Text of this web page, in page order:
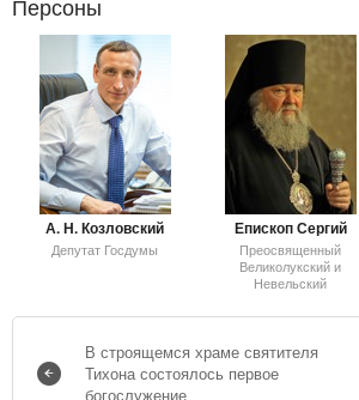
Персоны
А. Н. Козловский
Депутат Госдумы
Епископ Сергий
Преосвященный
Великолукский и
Невельский
В строящемся храме святителя
Тихона состоялось первое
богослужение